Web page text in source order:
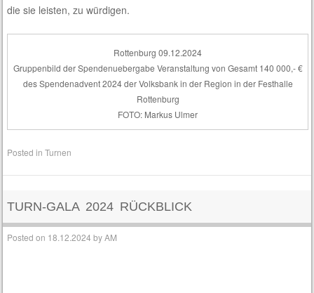
die sie leisten, zu würdigen.
Rottenburg 09.12.2024
Gruppenbild der Spendenuebergabe Veranstaltung von Gesamt 140 000,- €
des Spendenadvent 2024 der Volksbank in der Region in der Festhalle
Rottenburg
FOTO: Markus Ulmer
Posted inTurnen
TURN-GALA 2024 RÜCKBLICK
Posted on 18.12.2024 byAM